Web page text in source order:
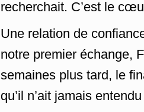
recherchait. C’est le
Une relation de
notre premier échange,
semaines plus tard, le
qu’il n’ait jamais